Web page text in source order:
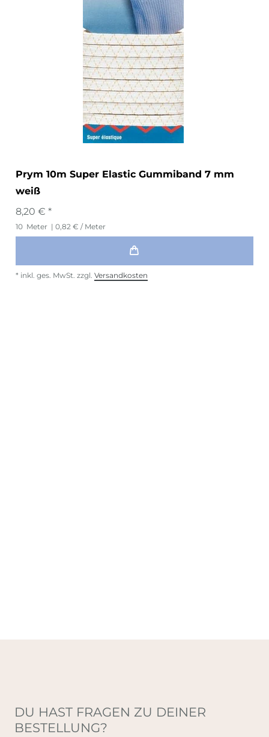
Prym 10m Super Elastic Gummiband 7 mm
weiß
8,20 € *
10 Meter | 0,82 € / Meter
* inkl. ges. MwSt. zzgl. Versandkosten
DU HAST FRAGEN ZU DEINER
BESTELLUNG?